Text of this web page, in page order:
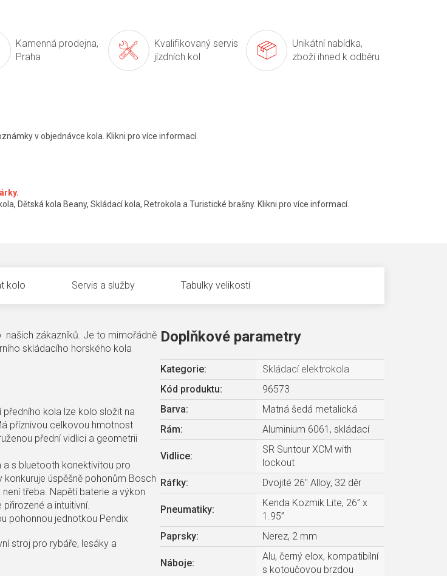
Kamenná prodejna,
Praha
Kvalifikovaný servis
jízdních kol
Unikátní nabídka,
zboží ihned k odběru
v objednávce kola. Klikni pro více informací.
Dětská kola Beany, Skládací kola, Retrokola a Turistické brašny. Klikni pro více informací.
kolo Servis a služby Tabulky velikostí
zákazníků. Je to mimořádně
skládacího horského kola
kola lze kolo složit na
příznivou celkovou hmotnost
přední vidlici a geometrii
s bluetooth konektivitou pro
úspěšně pohonům Bosch
třeba. Napětí baterie a výkon
a intuitivní.
pohonnou jednotkou Pendix
stroj pro rybáře, lesáky a
Doplňkové parametry
Kategorie:
Skládací elektrokola
Kód produktu:
96573
Barva:
Matná šedá metalická
Rám: Aluminium 6061, skládací
Vidlice:
SR Suntour XCM with
lockout
Ráfky: Dvojité 26″ Alloy, 32 děr
Pneumatiky:
Kenda Kozmik Lite, 26” x
1.95”
Paprsky: Nerez, 2 mm
Náboje:
Alu, černý elox, kompatibilní
s kotoučovou brzdou